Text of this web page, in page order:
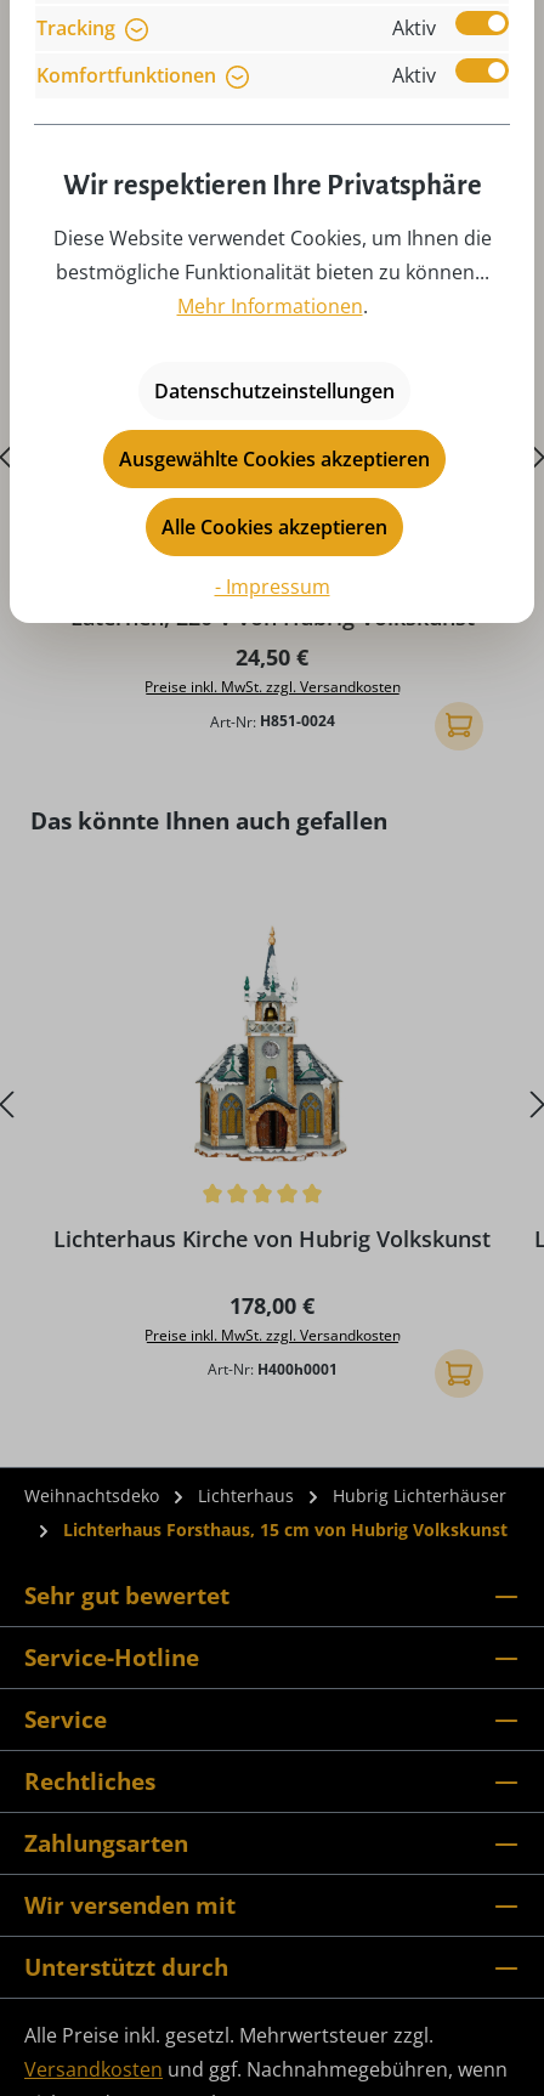
Produktgalerie überspringen
Zubehör
Durchschnittliche Bewertung von 5 von 5 Sternen
Beleuchtungstrafo für Häuser und
Laternen, 220 V von Hubrig Volkskunst
Regulärer Preis:
24,50 €
Preise inkl. MwSt. zzgl. Versandkosten
Art-Nr: H851-0024 In den
Produktgalerie überspringen
Das könnte Ihnen auch gefallen
Lichterhaus Kirche von Hubrig Volkskunst
Regulärer Preis:
178,00 €
Preise inkl. MwSt. zzgl. Versandkosten
Art-Nr: H400h0001 In den
Weihnachtsdeko Lichterhaus
Hubrig Lichterhäuser
Lichterhaus Forsthaus, 15 cm von Hubrig Volkskunst
Sehr gut bewertet
Service-Hotline
Service
Rechtliches
Zahlungsarten
Wir versenden mit
Unterstützt durch
Alle Preise inkl. gesetzl. Mehrwertsteuer zzgl.
Versandkosten und ggf. Nachnahmegebühren, wenn
Tracking
Aktiv
Komfortfunktionen
Aktiv
Wir respektieren Ihre Privatsphäre
Diese Website verwendet Cookies, um Ihnen die
bestmögliche Funktionalität bieten zu können...
Mehr Informationen.
Datenschutzeinstellungen
Ausgewählte Cookies akzeptieren
Alle Cookies akzeptieren
- Impressum